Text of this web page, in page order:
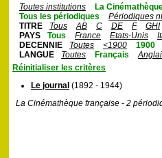
Toutes institutions
La
Tous les périodiques
Périodiques
TITRE
Tous AB C DE F
GHI
PAYS
Tous France Etats-Unis
DECENNIE
Toutes <1900
1900
LANGUE
Toutes Français
Réinitialiser les critères
Le journal (1892 - 1944)
La Cinémathèque française - 2